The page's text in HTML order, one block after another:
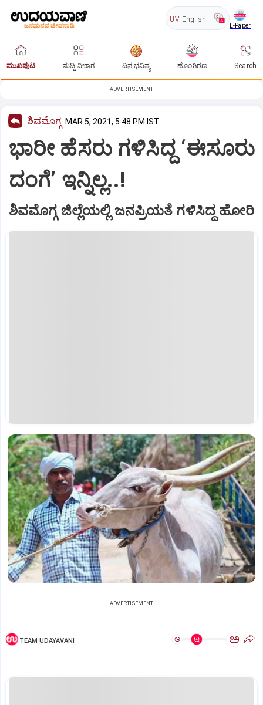
UV English
E-Paper
ಮುಖಪುಟ ಸುದ್ದಿ ವಿಭಾಗ ದಿನ ಭವಿಷ್ಯ ಹೊಂಗಿರಣ Search
ADVERTISEMENT
ಶಿವಮೊಗ್ಗ MAR 5, 2021, 5:48 PM IST
ಭಾರೀ ಹೆಸರು ಗಳಿಸಿದ್ದ ‘ಈಸೂರು
ದಂಗೆ’ ಇನ್ನಿಲ್ಲ..!
ಶಿವಮೊಗ್ಗ ಜಿಲ್ಲೆಯಲ್ಲಿ ಜನಪ್ರಿಯತೆ ಗಳಿಸಿದ್ದ ಹೋರಿ
ADVERTISEMENT
TEAM UDAYAVANI ಅ ಅ